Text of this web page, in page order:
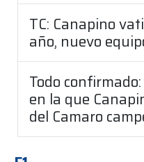
TC: Canapino
año, nuevo
Todo
en la que
del Camaro